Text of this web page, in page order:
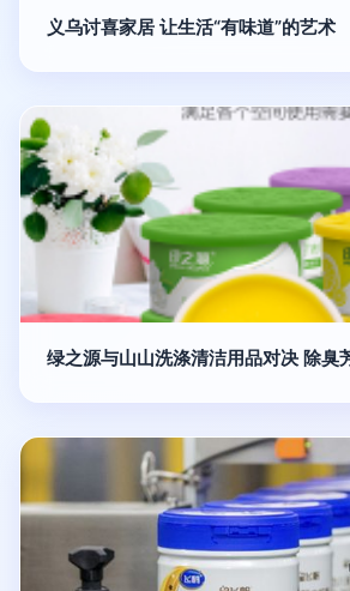
义乌讨喜家居 让生活“有味道”的艺术
绿之源与山山洗涤清洁用品对决 除臭